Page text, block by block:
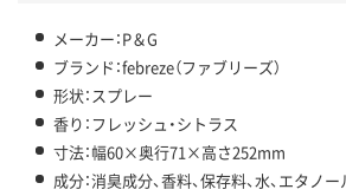
メーカー：P＆G
ブランド：febreze（ファブリーズ）
形状：スプレー
香り：フレッシュ・シトラス
寸法：幅60×奥行71×高さ252mm
成分：消臭成分、香料、保存料、水、エタノー